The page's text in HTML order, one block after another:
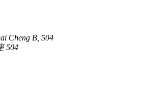
Cheng B, 504
504